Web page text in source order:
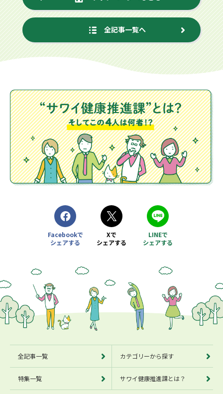
全記事一覧へ
Facebookで
シェアする
Xで
シェアする
LINEで
シェアする
全記事一覧 カテゴリーから探す
特集一覧 サワイ健康推進課とは？